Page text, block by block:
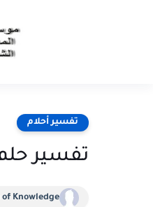
تفسير أحلام
تفسير
Knowledge